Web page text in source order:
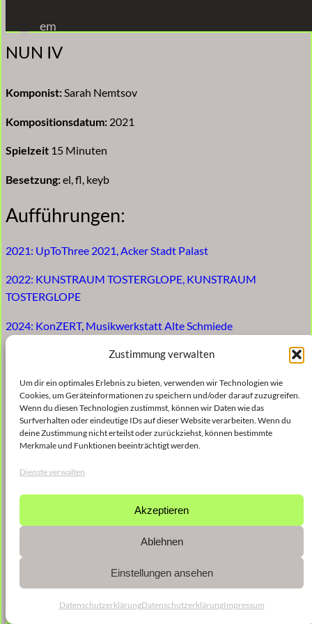
Zustimmung verwalten
Um dir ein optimales Erlebnis zu bieten, verwenden wir Technologien wie
Cookies, um Geräteinformationen zu speichern und/oder darauf zuzugreifen.
Wenn du diesen Technologien zustimmst, können wir Daten wie das
Surfverhalten oder eindeutige IDs auf dieser Website verarbeiten. Wenn du
deine Zustimmung nicht erteilst oder zurückziehst, können bestimmte
Merkmale und Funktionen beeinträchtigt werden.
Dienste verwalten
Akzeptieren
Ablehnen
Einstellungen ansehen
DatenschutzerklärungDatenschutzerklärungImpressum
Inhalt
springen
em
NUN IV
Komponist:Sarah Nemtsov
Kompositionsdatum: 2021
Spielzeit 15 Minuten
Besetzung:el, fl, keyb
Aufführungen:
2021: UpToThree 2021, Acker Stadt Palast
2022: KUNSTRAUM TOSTERGLOPE, KUNSTRAUM
TOSTERGLOPE
2024: KonZERT, Musikwerkstatt Alte Schmiede